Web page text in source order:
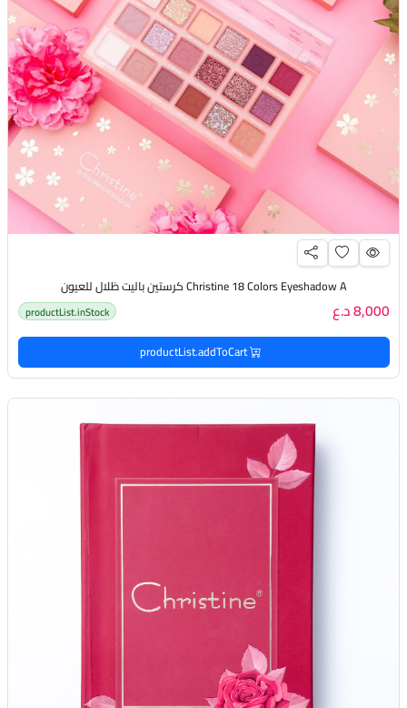
Christine 18 Colors Eyeshadow A كرستين باليت ظلال للعيون
8,000 د.ع productList.inStock
productList.addToCart